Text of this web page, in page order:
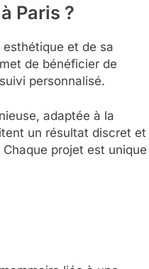
Paris ?
et de sa
de bénéficier de
personnalisé.
adaptée à la
un résultat discret et
projet est unique